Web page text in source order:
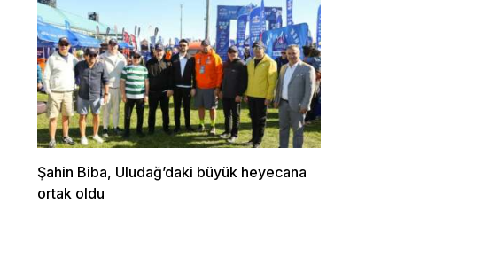
Şahin Biba, Uludağ’daki büyük heyecana
ortak oldu